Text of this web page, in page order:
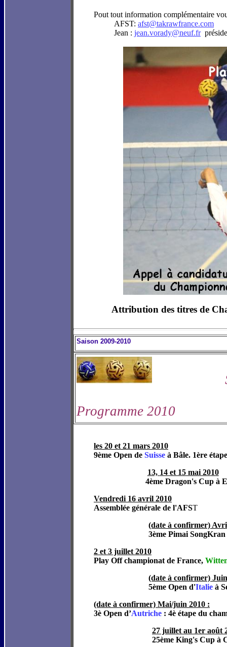
Pout tout information complémentaire
AFST: afst@takrawfrance.com
Jean : jean.vorady@neuf.fr
Attribution des titres de
Saison 2009-2010
Programme 2010
les 20 et 21 mars 2010
9ème Open de Suisse à Bâle. 1ère
13, 14 et 15 mai 2010
4ème Dragon's Cup à
Vendredi 16 avril 2010
Assemblée générale de l'AFST
(date à confirmer)
3ème Pimai
2 et 3 juillet 2010
Play Off championat de France,
(date à confirmer)
5ème Open d'Italie à
(date à confirmer) Mai/juin 2010 :
3è Open d’Autriche : 4è étape du
27 juillet au 1er août
25ème King's Cup à